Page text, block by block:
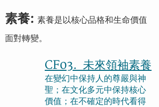
素養: 素養是以核心品格和生命價值
面對轉變。
CF03. 未來領袖素養
在變幻中保持人的尊嚴與神
聖；在文化多元中保持核心
價值；在不確定的時代看得